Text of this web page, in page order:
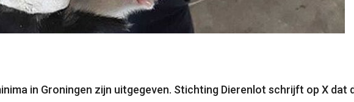
in Groningen zijn uitgegeven. Stichting Dierenlot schrijft op X dat